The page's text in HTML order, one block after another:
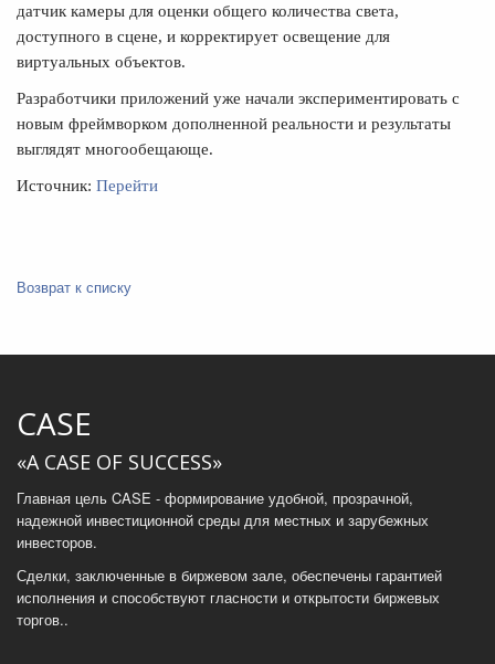
датчик камеры для оценки общего количества света,
доступного в сцене, и корректирует освещение для
виртуальных объектов.
Разработчики приложений уже начали экспериментировать с
новым фреймворком дополненной реальности и результаты
выглядят многообещающе.
Источник: Перейти
Возврат к списку
CASE
«A CASE OF SUCCESS»
Главная цель CASE - формирование удобной, прозрачной,
надежной инвестиционной среды для местных и зарубежных
инвесторов.
Сделки, заключенные в биржевом зале, обеспечены гарантией
исполнения и способствуют гласности и открытости биржевых
торгов..